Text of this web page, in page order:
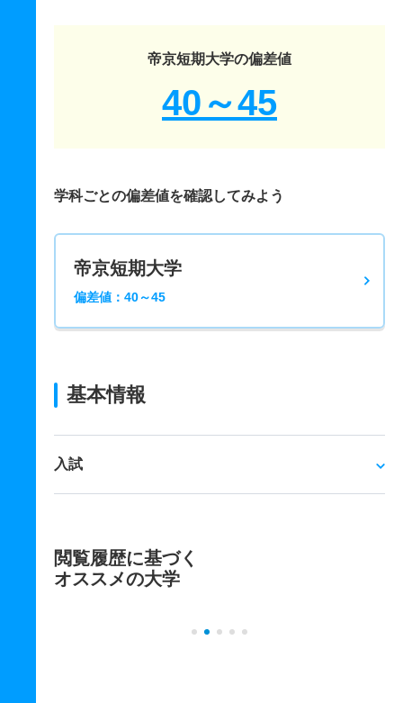
帝京短期大学の偏差値
40～45
学科ごとの偏差値を確認してみよう
帝京短期大学
偏差値：40～45
基本情報
入試
閲覧履歴に基づく
オススメの大学